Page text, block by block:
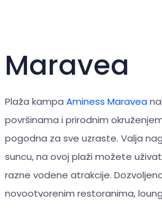
Maravea
Plaža kampa Aminess Maravea
površinama i prirodnim
pogodna za sve uzraste. Valja
suncu, na ovoj plaži možete
razne vodene atrakcije.
novootvorenim restoranima,